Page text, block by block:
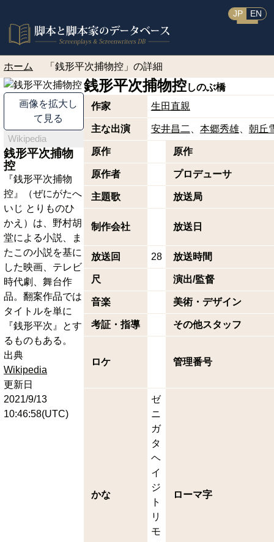
JP EN
ホーム 「銭形平次捕物控」の詳細
画像を拡大し
て見る
Wikipedia
銭形平次捕物
控
『銭形平次捕物
控』（ぜにがたへ
いじ とりものひ
かえ）は、野村胡
堂による小説、ま
たこの小説を基に
した映画、テレビ
時代劇、舞台作
品。翻案作品では
タイトルを単に
『銭形平次』とす
るものもある。
出典
Wikipedia
更新日
2021/9/13
10:46:58(UTC)
銭形平次捕物控しのぶ橋
作家
生田直親
主な出演 安井昌二 本郷秀雄 朝丘
原作 原作
原作者 プロデューサ
主題歌 放送局
制作会社 放送日
放送回 28 放送時間
尺 演出/監督
音楽 美術・デザイン
考証・指導 その他スタッフ
ロケ 管理番号
かな
ゼ
ニ
ガ
タ
ヘ
イ
ジ
ト
リ
モ
ローマ字